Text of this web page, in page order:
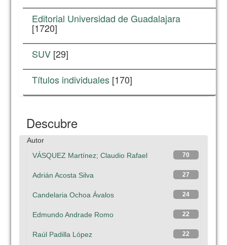
Editorial Universidad de Guadalajara
[1720]
SUV [29]
Títulos individuales [170]
Descubre
Autor
70
VÁSQUEZ Martínez; Claudio Rafael
27
Adrián Acosta Silva
24
Candelaria Ochoa Ávalos
22
Edmundo Andrade Romo
22
Raúl Padilla López